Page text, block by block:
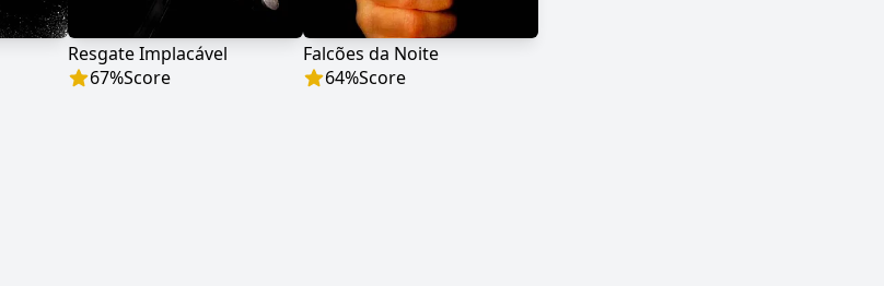
Resgate Implacável
67%Score
Falcões da Noite
64%Score